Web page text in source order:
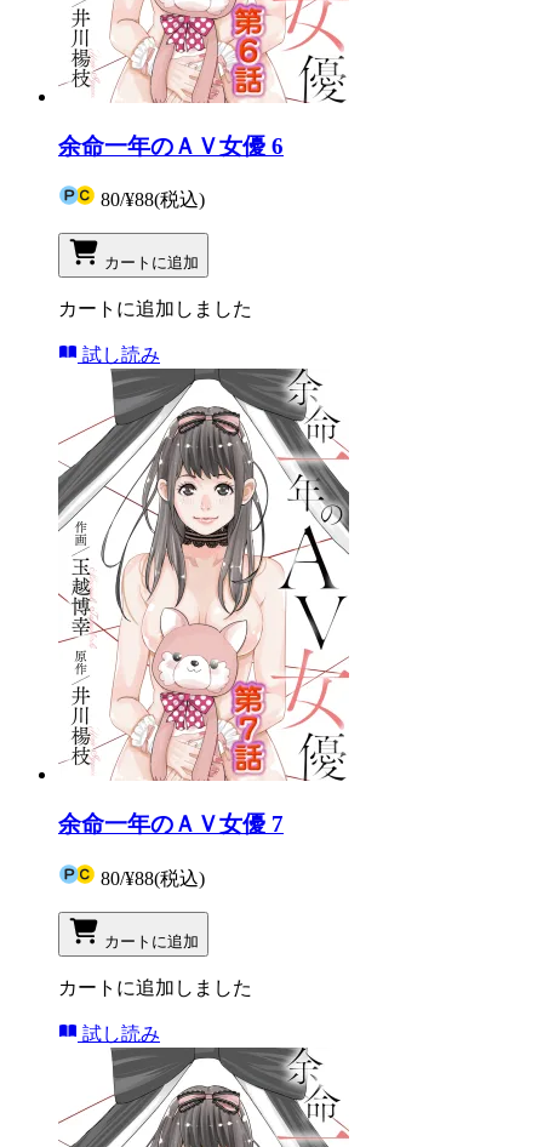
余命一年のＡＶ女優 6
80/¥88(税込)
カートに追加
カートに追加しました
試し読み
余命一年のＡＶ女優 7
80/¥88(税込)
カートに追加
カートに追加しました
試し読み